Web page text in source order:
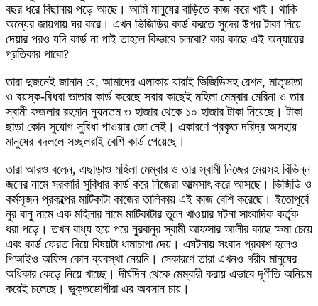
বছর ধরে বিছানায় পড়ে আছে। আমি মানুষের বাড়িতে কাজ করে খাই। থাকি
অন্যের জায়গায় ঘর করে। এখন ভিজিডির কার্ড করতে সুদের উপর টাকা নিয়ে
দেয়ার পরও যদি কার্ড না পাই তাহলে কিভাবে চলবো? কার কাছে এই অন্যায়ের
প্রতিকার পাবো?
তারা দুজনেই জানান যে, আমাদের এলাকায় যারাই ভিজিডিসহ রেশন, মাতৃভাতা
ও বয়স্ক-বিধবা ভাতার কার্ড করেছে সবার কাছেই মহিলা মেম্বার মেরিনা ও তার
স্বামী ফজলার রহমান ন্যুনতম ৩ হাজার থেকে ১০ হাজার টাকা নিয়েছে। টাকা
ছাড়া কোন সুযোগ সুবিধা পাওয়ার জো নেই। একারণে প্রকৃত দরিদ্র অসহায়
মানুষের বদললে সচ্ছলরাই বেশি কার্ড পেয়েছে।
তারা আরও বলেন, এছাড়াও মহিলা মেম্বার ও তার স্বামী নিজের মেয়সহ বিভিন্ন
জনের নামে সরকারি সুবিধার কার্ড করে নিজেরা আত্মসাৎ করে আসছে। ভিজিডি ও
কর্মসৃজন প্রকল্পের মাটিকাটা কাজের তালিকায় এই কাজ বেশি করেছে। ইতোপূর্বে
নুর বানু নামে এক মহিলার নামে মাটিকাটার তুলে খাওয়ার ঘটনা সাংবাদিক কর্তৃক
ধরা পড়ে। তখন বাধ্য হয়ে পরে নুরবানুর স্বামী আফসার আলীর কাছে ক্ষমা চেয়ে
এবং কার্ড ফেরত দিয়ে বিষয়টা ধামাচাপা দেয়। এঘটনায় সংবাদ প্রকাশ হলেও
পিআইও অফিস কোন ব্যবস্থা নেয়নি। সেকারণে তারা এখনও গরীব মানুষের
অধিকার কেড়ে নিয়ে খাচ্ছে। দীর্ঘদিন থেকে মেম্বারী করায় এভাবে দূর্ণীতি অনিয়ম
করেই চলেছে। ভুক্তভোগীরা এর অবসান চায়।